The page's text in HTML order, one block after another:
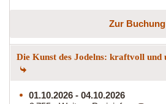
Zur Buchung
Die Kunst des Jodelns: kraftvoll
01.10.2026 - 04.10.2026